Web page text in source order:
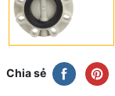
Chia sẻ